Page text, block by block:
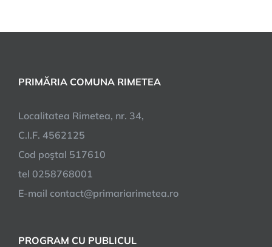
PRIMĂRIA COMUNA RIMETEA
Localitatea Rimetea, nr. 34,
C.I.F. 4562125
Cod poştal 517610
tel 0258768001
E-mail contact@primariarimetea.ro
PROGRAM CU PUBLICUL